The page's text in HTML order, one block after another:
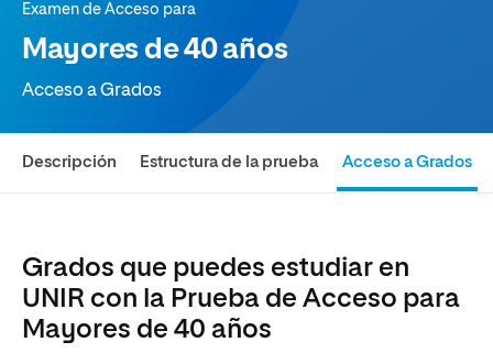
Examen de Acceso para
Mayores de 40 años
Acceso a Grados
Descripción Estructura de la prueba Acceso a Grados
Grados que puedes estudiar en
UNIR con la Prueba de Acceso para
Mayores de 40 años